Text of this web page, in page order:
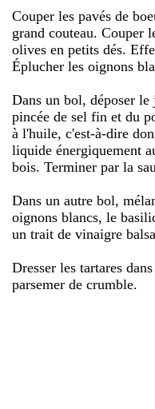
Couper les pavés de
grand couteau. Couper
olives en petits dés.
Éplucher les oignons
Dans un bol, déposer
pincée de sel fin et du
à l'huile, c'est-à-dire
liquide énergiquement
bois. Terminer par la
Dans un autre bol,
oignons blancs, le
un trait de vinaigre
Dresser les tartares
parsemer de crumble.